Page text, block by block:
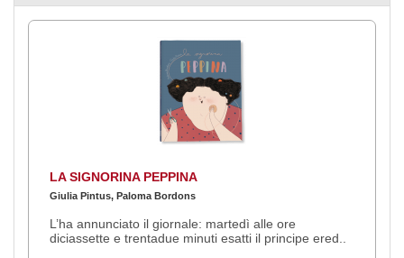
LA SIGNORINA PEPPINA
Giulia Pintus, Paloma Bordons
L’ha annunciato il giornale: martedì alle ore
diciassette e trentadue minuti esatti il principe ered..